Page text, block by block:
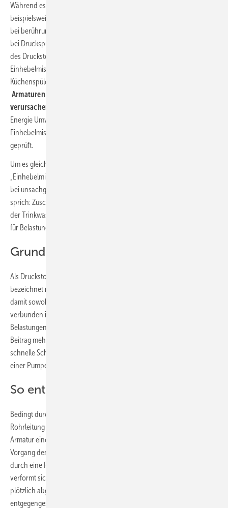
Während es für elektrisch betätigte Sanitärarmaturen (wie sie
beispielsweise an Wasch- und Geschirrspülmaschinen vorkommen),
bei berührungslosen Armaturen von Urinalen oder Waschbecken und
bei Druckspülern und Spülkästen bereits Prüfverfahren zur Ermittlung
des Druckstoßverhaltens gibt, ist dies bei handbetätigten
Einhebelmischern für Waschbecken, Dusche, Badewanne oder
Küchenspüle nicht der Fall. Um herauszufinden,
Armaturen beim schnellen Schließen hohe Druckstöße
verursachen
Energie Umwelt an der Hochschule Esslingen 32 Waschtisch-
Einhebelmischer verschiedener Hersteller auf ihr Druckstoßverhalten
geprüft.
Um es gleich vorwegzunehmen: die Ergebnisse des SBZ-Praxistest
„Einhebelmischer“ zeigen, dass so gut wie alle getesteten Armaturen
bei unsachgemäßer Bedienung – also dem schnellen Schließen,
sprich: Zuschlagen – einen Druckstoß (oder auch: Wasserschlag) in
der Trinkwasser-Installation erzeugen, der sämtliche zulässigen Werte
für Belastungsspitzen überschreitet. Aber der Reihe nach:
Grundlagen zum Druckstoß
Als Druckstoß – auch als Druck- oder Wasserschlag bekannt –
bezeichnet man die
damit sowohl eine Druckerhöhung als auch eine Druckabsenkung
verbunden ist (auch der Punkt Druckabsenkung ist wichtig für die
Belastungen, die eine Installation aushalten muss, dazu im späteren
Beitrag mehr). Ausgelöst
schnelle Schließen einer Armatur oder durch den plötzlichen Ausfall
einer Pumpe.
So entstehen Druckstöße
Bedingt durch die
Rohrleitung wird durch das schnelle Abbremsen beim Schließen der
Armatur eine Kraft auf diese ausgeübt. Stark vereinfacht kann man den
Vorgang des Druckstoßes mit dem Gleiten einer schweren Stahlfeder
durch eine Rohrleitung vergleichen. Wird diese abrupt gestoppt,
verformt sich die Feder elastisch beginnend an der Stelle, an der sie
plötzlich abgebremst wurde. Die Verformungsfront läuft dabei
entgegengesetzt zur ursprünglichen Bewegungsrichtung. Die